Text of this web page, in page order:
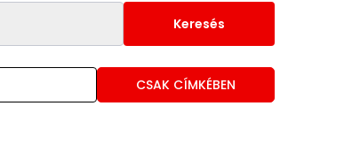
Keresés
CSAK CÍMKÉBEN